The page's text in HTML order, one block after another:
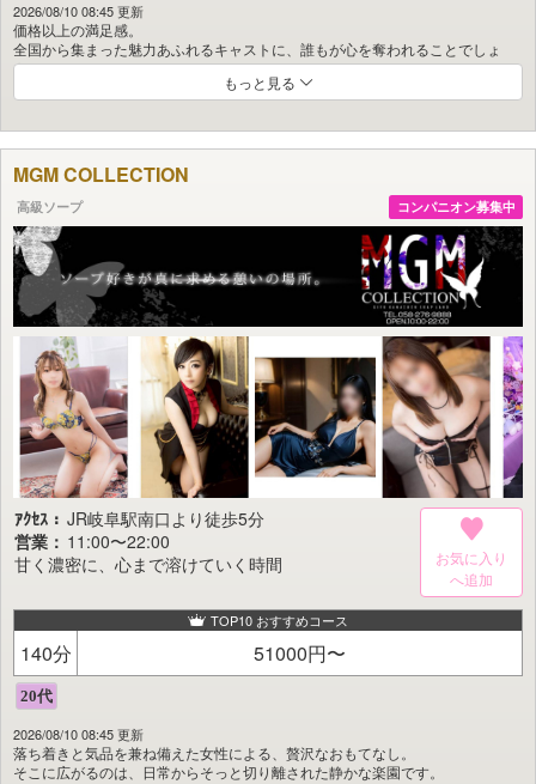
2026/08/10 08:45 更新
価格以上の満足感。
全国から集まった魅力あふれるキャストに、誰もが心を奪われることでしょ
う。
JR岐阜駅からほど近く、表通りに面した分かりやすい立地。
南口までお越しいただければ送迎も承ります。
地上5階建ての建物に、エレベーター完備。
さらに15台駐車可能な大型駐車場を備え、お車でのご来店も安心です。
キャストは20歳前後の若い女性から、落ち着きある人妻・大人の女性まで幅広
く在籍。
お客様のお好みやスタイルに合わせてお選びいただけます。
清潔感と豪華さを兼ね備えた個室空間で、
価格以上の優越感と特別なひとときをご体感ください。
初めてご来店のお客様は【3日前】から、
一度でもご来店歴のあるお客様は【1週間前】からご予約可能です。
スタッフ一同、皆様のご来店を心よりお待ち申し上げております。
もっと見る
MGM COLLECTION
高級ソープ コンパニオン募集中
ｱｸｾｽ： JR岐阜駅南口より徒歩5分
営業： 11:00〜22:00
甘く濃密に、心まで溶けていく時間
お気に入り
TOP10 おすすめコース
140分 51000円〜
2026/08/10 08:45 更新
落ち着きと気品を兼ね備えた女性による、贅沢なおもてなし。
そこに広がるのは、日常からそっと切り離された静かな楽園です。